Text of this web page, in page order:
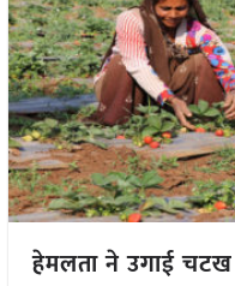
हेमलता ने उगाई चटख